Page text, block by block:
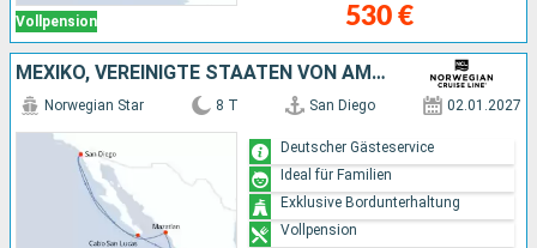
Vollpension 530 €
MEXIKO, VEREINIGTE STAATEN VON AMERIKA
Norwegian Star 8 T San Diego 02.01.2027
Deutscher Gästeservice
Ideal für Familien
Exklusive Bordunterhaltung
Vollpension